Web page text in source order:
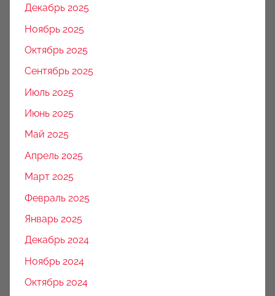
Декабрь 2025
Ноябрь 2025
Октябрь 2025
Сентябрь 2025
Июль 2025
Июнь 2025
Май 2025
Апрель 2025
Март 2025
Февраль 2025
Январь 2025
Декабрь 2024
Ноябрь 2024
Октябрь 2024